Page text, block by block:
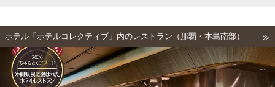
ホテル「ホテルコレクティブ」内のレストラン（那覇・本島南部）